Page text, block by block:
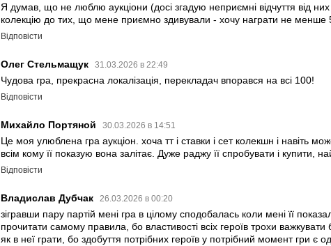
Я думав, що не люблю аукціони (досі згадую неприємні відчуття від
колекцію до тих, що мене приємно здивували - хочу награти не менше
Відповісти
Олег Стельмащук 31.03.2026 в 22:49
Чудова гра, прекрасна локалізація, перекладач впорався на всі 100!
Відповісти
Михайло Портяной 30.03.2026 в 14:51
Це моя улюблена гра аукціон. хоча тт і ставки і сет колекшн і навіть
всім кому її показую вона залітає. Дуже раджу її спробувати і купити,
Відповісти
Владислав Дубчак 26.03.2026 в 00:20
зігравши пару партій мені гра в цілому сподобалась коли мені її
прочитати самому правила, бо властивості всіх героїв трохи важкувати
як в неї грати, бо здобуття потрібних героїв у потрібний момент гри є